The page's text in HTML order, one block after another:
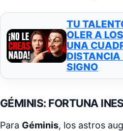
TU
OLER A
UNA
DISTANCIA
SIGNO
GÉMINIS: FORTUNA
Para Géminis, los astros